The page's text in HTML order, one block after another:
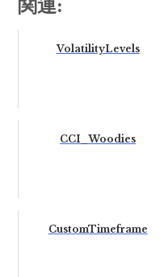
関連:
VolatilityLevels
CCI_Woodies
CustomTimeframe